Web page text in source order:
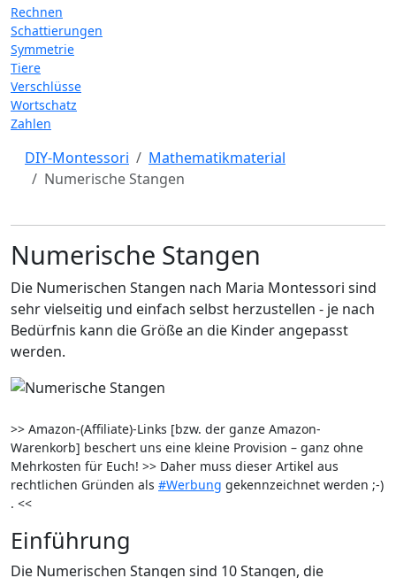
Rechnen
Schattierungen
Symmetrie
Tiere
Verschlüsse
Wortschatz
Zahlen
DIY-Montessori
Mathematikmaterial
Numerische Stangen
Numerische Stangen
Die Numerischen Stangen nach Maria Montessori sind
sehr vielseitig und einfach selbst herzustellen - je nach
Bedürfnis kann die Größe an die Kinder angepasst
werden.
>> Amazon-(Affiliate)-Links [bzw. der ganze Amazon-
Warenkorb] beschert uns eine kleine Provision – ganz ohne
Mehrkosten für Euch! >> Daher muss dieser Artikel aus
rechtlichen Gründen als #Werbung gekennzeichnet werden ;-)
. <<
Einführung
Die Numerischen Stangen sind 10 Stangen, die